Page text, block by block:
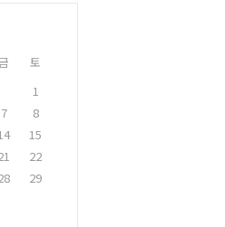
토
1
7
8
15
22
29